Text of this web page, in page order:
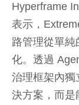
Hyperframe
表示，
路管理從單
化。透過
治理框架內獨
決方案，而是